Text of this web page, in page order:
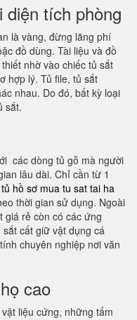
diện tích phòng
là vàng, đừng lãng phí
đồ dùng. Tài liệu và đồ
nhờ vào chiếc tủ sắt
hợp lý. Tủ file, tủ sắt
nhau. Do đó, bất kỳ loại
sắt.
các dòng tủ gỗ mà người
lâu dài. Chỉ cần từ 1
tủ hồ sơ mua tu sat tai ha
thời gian sử dụng. Ngoài
giá rẻ còn có các ứng
cất giữ vật dụng cá
chuyên nghiệp nơi văn
cao
liệu cứng, những tấm